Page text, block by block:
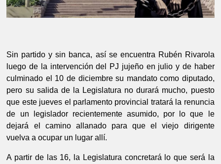
Sin partido y sin banca, así se encuentra Rubén Rivarola
luego de la intervención del PJ jujeño en julio y de haber
culminado el 10 de diciembre su mandato como diputado,
pero su salida de la Legislatura no durará mucho, puesto
que este jueves el parlamento provincial tratará la renuncia
de un legislador recientemente asumido, por lo que le
dejará el camino allanado para que el viejo dirigente
vuelva a ocupar un lugar allí.
A partir de las 16, la Legislatura concretará lo que será la